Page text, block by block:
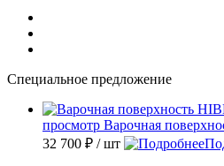
Специальное предложение
просмотр Варочная
32 700 ₽ / шт